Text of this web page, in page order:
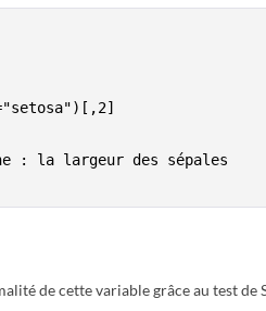
: la largeur des sépales
de cette variable grâce au test de